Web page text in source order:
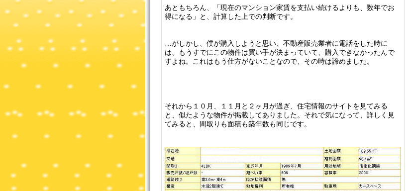
あともちろん、「現在のマンション家賃を支払い続けるよりも、数年でお
得になる」と、計算した上での判断です。
…がしかし、僕が購入しようと思い、不動産販売業者に電話をした時に
は、もうすでにこの物件は買い手が決まっていて、購入できなかったんで
すよね。これはもう仕方がないことなので、その時は諦めました。
それから１０月、１１月と２ヶ月が過ぎ、住宅情報のサイトを見てみる
と、似たような物件が掲載してありました。それで気になって、詳しく見
てみると、間取りも面積も築年数も同じです。